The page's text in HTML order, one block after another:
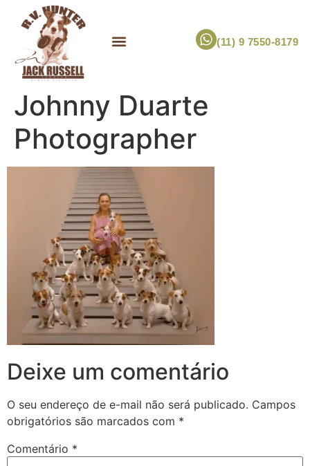
(11) 9 7550-8179
Johnny Duarte
Photographer
Deixe um comentário
O seu endereço de e-mail não será publicado. Campos
obrigatórios são marcados com *
Comentário *